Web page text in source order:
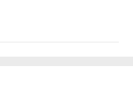
典老电影、热门
手游app最好的